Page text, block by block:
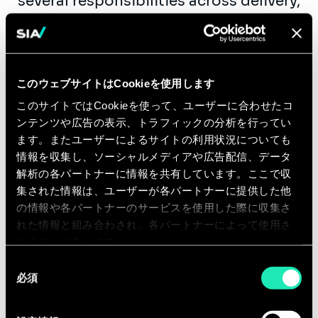
このウェブサイトはCookieを使用します
このサイトではCookieを使って、ユーザーに合わせたコ
ンテンツや広告の表示、トラフィックの分析を行ってい
ます。またユーザーによるサイトの利用状況についても
情報を収集し、ソーシャルメディアや広告配信、データ
解析の各パートナーに情報を共有しています。ここで収
集された情報は、ユーザーが各パートナーに提供した他
の情報や各パートナーのサービスを使用した際に収集さ
れた情報と組み合わされ、各パートナーによって使用さ
必須
business development, management
/mentoring, recruitment,
Expertise– lead the development of
the technology practice including
DevOps, IT architecture, IoT, Cloud
computing, blockchain technology,
Information and cybersecurity,
Personalized and predictive
technologies, extended reality and
ensure to leverage with our Digital
asset WG and capabilities
Delivery
- Lead teams and deliver